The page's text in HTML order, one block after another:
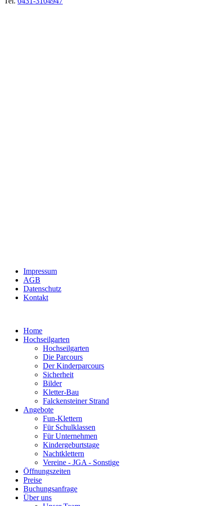
Impressum
AGB
Datenschutz
Kontakt
Home
Hochseilgarten
Hochseilgarten
Die Parcours
Der Kinderparcours
Sicherheit
Bilder
Kletter-Bau
Falckensteiner Strand
Angebote
Fun-Klettern
Für Schulklassen
Für Unternehmen
Kindergeburtstage
Nachtklettern
Vereine - JGA - Sonstige
Öffnungszeiten
Preise
Buchungsanfrage
Über uns